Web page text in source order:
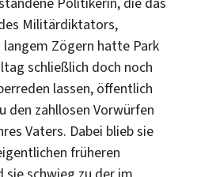
Militärdiktators,
Zögern hatte Park
schließlich doch noch
lassen, öffentlich
den zahllosen Vorwürfen
Vaters. Dabei blieb sie
früheren